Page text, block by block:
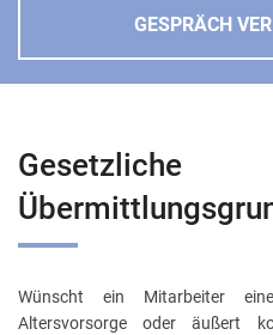
GESPRÄCH
Gesetzliche
Wünscht ein Mitarbeiter
Altersvorsorge oder äußert